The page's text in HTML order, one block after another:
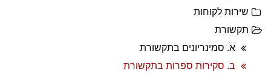
שירות לקוחות
תקשורת
א. סמינריונים בתקשורת
ב. סקירות ספרות בתקשורת